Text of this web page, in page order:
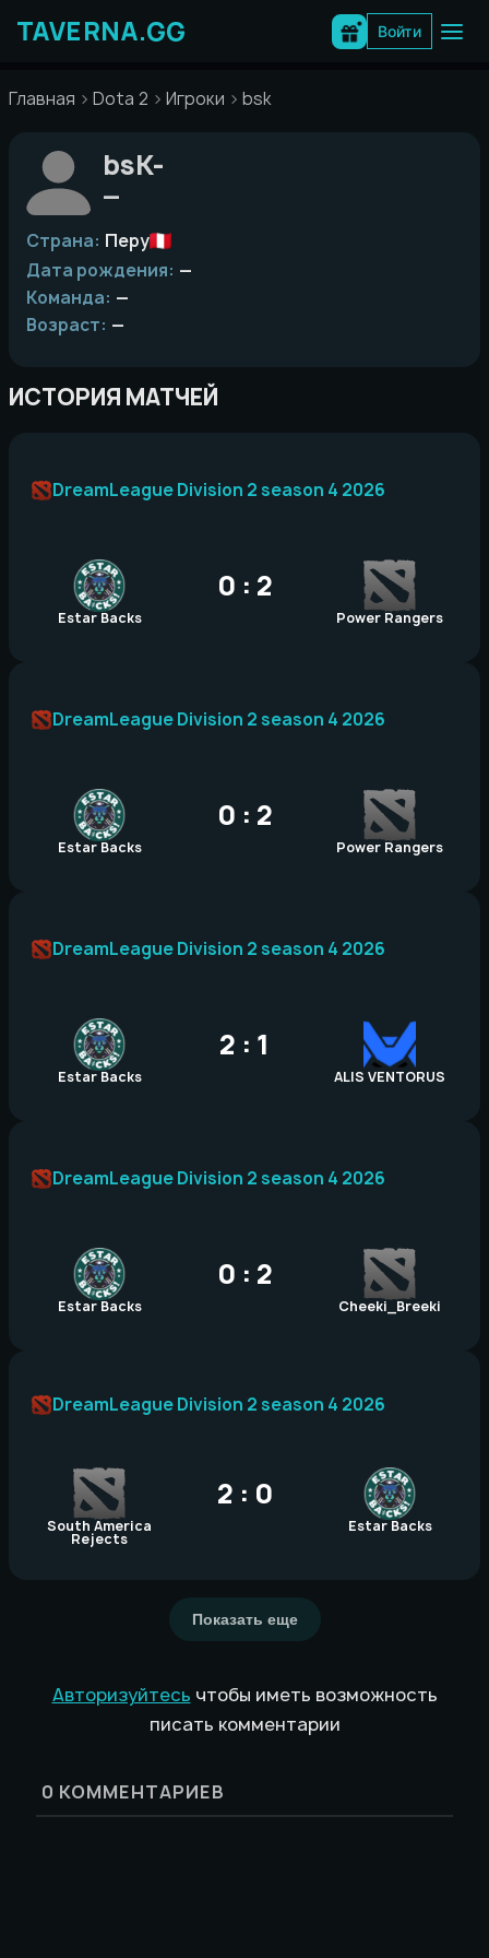
содержимому
Войти
Главная Dota 2 Игроки bsk
bsK-
—
Страна: Перу
Дата рождения: —
Команда: —
Возраст: —
ИСТОРИЯ МАТЧЕЙ
Estar Backs
0 : 2
Power Rangers
DreamLeague Division 2 season 4 2026
Estar Backs
0 : 2
Power Rangers
DreamLeague Division 2 season 4 2026
Estar Backs
2 : 1
ALIS VENTORUS
DreamLeague Division 2 season 4 2026
Estar Backs
0 : 2
Cheeki_Breeki
DreamLeague Division 2 season 4 2026
South America
Rejects
2 : 0
Estar Backs
DreamLeague Division 2 season 4 2026
Показать еще
Авторизуйтесь чтобы иметь возможность
писать комментарии
0 КОММЕНТАРИЕВ